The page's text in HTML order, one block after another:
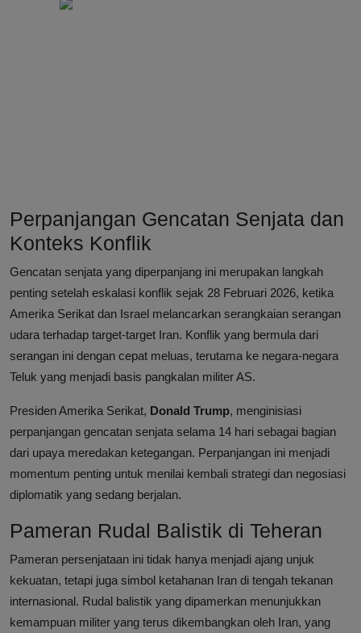
Perpanjangan Gencatan Senjata dan
Konteks Konflik
Gencatan senjata yang diperpanjang ini merupakan langkah
penting setelah eskalasi konflik sejak 28 Februari 2026, ketika
Amerika Serikat dan Israel melancarkan serangkaian serangan
udara terhadap target-target Iran. Konflik yang bermula dari
serangan ini dengan cepat meluas, terutama ke negara-negara
Teluk yang menjadi basis pangkalan militer AS.
Presiden Amerika Serikat, Donald Trump, menginisiasi
perpanjangan gencatan senjata selama 14 hari sebagai bagian
dari upaya meredakan ketegangan. Perpanjangan ini menjadi
momentum penting untuk menilai kembali strategi dan negosiasi
diplomatik yang sedang berjalan.
Pameran Rudal Balistik di Teheran
Pameran persenjataan ini tidak hanya menjadi ajang unjuk
kekuatan, tetapi juga simbol ketahanan Iran di tengah tekanan
internasional. Rudal balistik yang dipamerkan menunjukkan
kemampuan militer yang terus dikembangkan oleh Iran, yang